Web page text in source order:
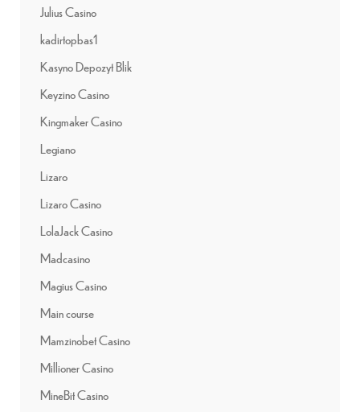
Julius Casino
kadirtopbas1
Kasyno Depozyt Blik
Keyzino Casino
Kingmaker Casino
Legiano
Lizaro
Lizaro Casino
LolaJack Casino
Madcasino
Magius Casino
Main course
Mamzinobet Casino
Millioner Casino
MineBit Casino